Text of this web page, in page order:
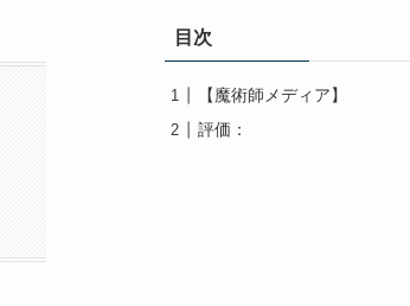
目次
【魔術師メディア】
評価：